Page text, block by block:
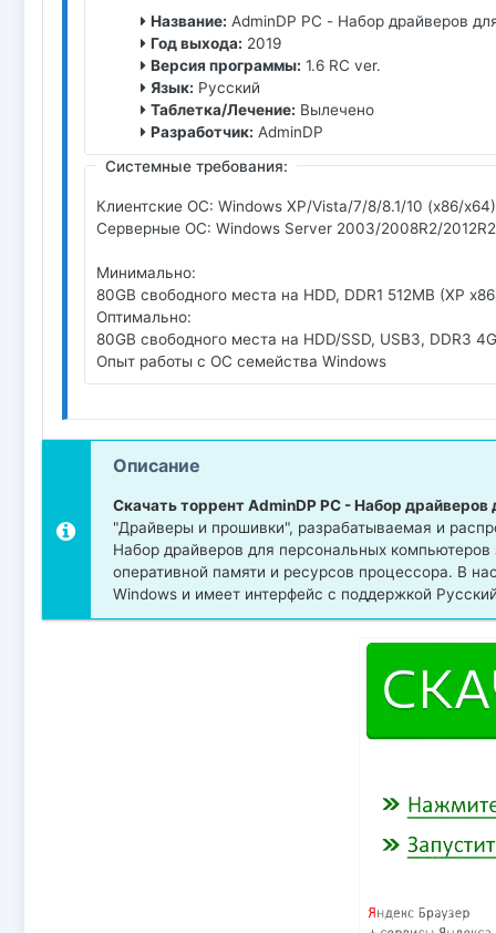
Название: AdminDP PC - Набор драйверов
Год выхода: 2019
Версия программы: 1.6 RC ver.
Язык: Русский
Таблетка/Лечение: Вылечено
Разработчик: AdminDP
Системные требования:
Клиентские ОС: Windows XP/Vista/7/8/8.1/10 (x86/x64)
Серверные ОС: Windows Server 2003/2008R2/
Минимально:
80GB свободного места на HDD, DDR1 512MB (XP
Оптимально:
80GB свободного места на HDD/SSD, USB3, DDR3
Опыт работы с ОС семейства Windows
Описание
Скачать торрент AdminDP PC - Набор
"Драйверы и прошивки", разрабатываемая и
Набор драйверов для персональных
оперативной памяти и ресурсов процессора. В
Windows и имеет интерфейс с поддержкой